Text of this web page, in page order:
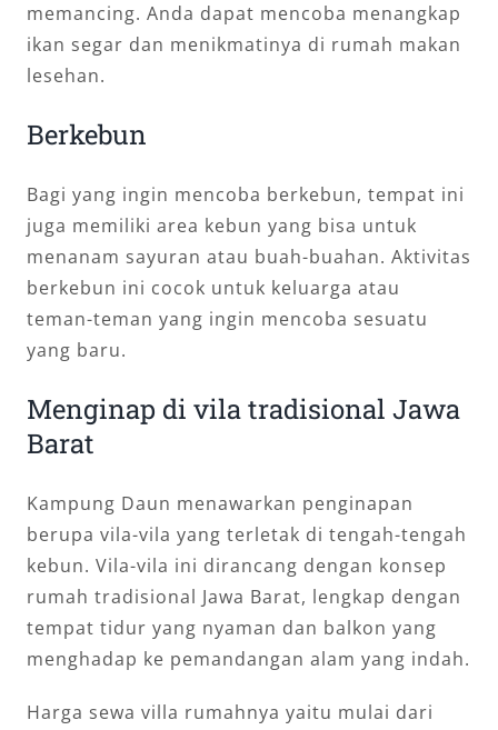
memancing. Anda dapat mencoba menangkap
ikan segar dan menikmatinya di rumah makan
lesehan.
Berkebun
Bagi yang ingin mencoba berkebun, tempat ini
juga memiliki area kebun yang bisa untuk
menanam sayuran atau buah-buahan. Aktivitas
berkebun ini cocok untuk keluarga atau
teman-teman yang ingin mencoba sesuatu
yang baru.
Menginap di vila tradisional Jawa
Barat
Kampung Daun menawarkan penginapan
berupa vila-vila yang terletak di tengah-tengah
kebun. Vila-vila ini dirancang dengan konsep
rumah tradisional Jawa Barat, lengkap dengan
tempat tidur yang nyaman dan balkon yang
menghadap ke pemandangan alam yang indah.
Harga sewa villa rumahnya yaitu mulai dari